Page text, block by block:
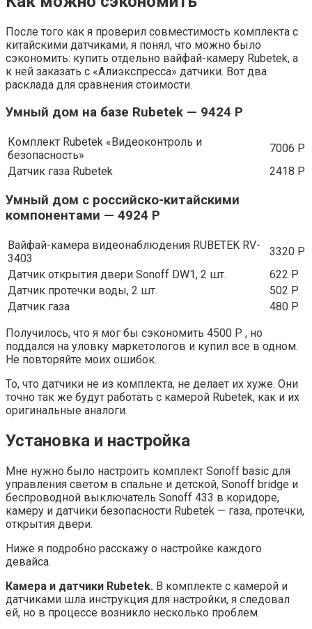
После того как я проверил совместимость комплекта с
китайскими датчиками, я понял, что можно было
сэкономить: купить отдельно вайфай-камеру Rubetek, а
к ней заказать с «Алиэкспресса» датчики. Вот два
расклада для сравнения стоимости.
Умный дом на базе Rubetek — 9424 Р
Комплект Rubetek «Видеоконтроль и
безопасность»
7006 Р
Датчик газа Rubetek
2418 Р
Умный дом с российско-китайскими
компонентами — 4924 Р
Вайфай-камера видеонаблюдения RUBETEK RV-
3403
3320 Р
Датчик открытия двери Sonoff DW1, 2 шт.
622 Р
Датчик протечки воды, 2 шт.
502 Р
Датчик газа
480 Р
Получилось, что я мог бы сэкономить 4500 Р , но
поддался на уловку маркетологов и купил все в одном.
Не повторяйте моих ошибок.
То, что датчики не из комплекта, не делает их хуже. Они
точно так же будут работать с камерой Rubetek, как и их
оригинальные аналоги.
Установка и настройка
Мне нужно было настроить комплект Sonoff basic для
управления светом в спальне и детской, Sonoff bridge и
беспроводной выключатель Sonoff 433 в коридоре,
камеру и датчики безопасности Rubetek — газа, протечки,
открытия двери.
Ниже я подробно расскажу о настройке каждого
девайса.
Камера и датчики Rubetek. В комплекте с камерой и
датчиками шла инструкция для настройки, я следовал
ей, но в процессе возникло несколько проблем.